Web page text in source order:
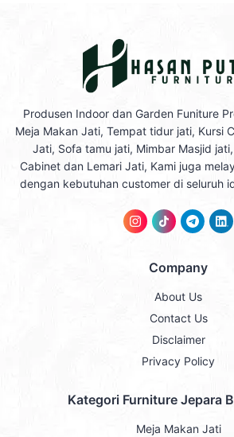
Produsen Indoor dan Garden Funiture
Meja Makan Jati, Tempat tidur jati, Kursi
Jati, Sofa tamu jati, Mimbar Masjid
Cabinet dan Lemari Jati, Kami juga
dengan kebutuhan customer di seluruh
Company
About Us
Contact Us
Disclaimer
Privacy Policy
Kategori Furniture Jepara
Meja Makan Jati